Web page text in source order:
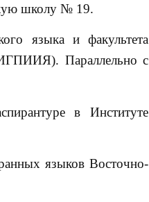
школу № 19.
языка и факультета
Параллельно с
в Институте
языков Восточно-